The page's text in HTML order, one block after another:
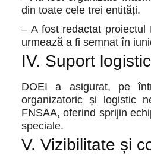
din toate cele trei entități.
– A fost redactat proiectul
urmează a fi semnat în
IV. Suport
DOEI a asigurat, pe
organizatoric și logistic
FNSAA, oferind sprijin
speciale.
V. Vizibilitate și